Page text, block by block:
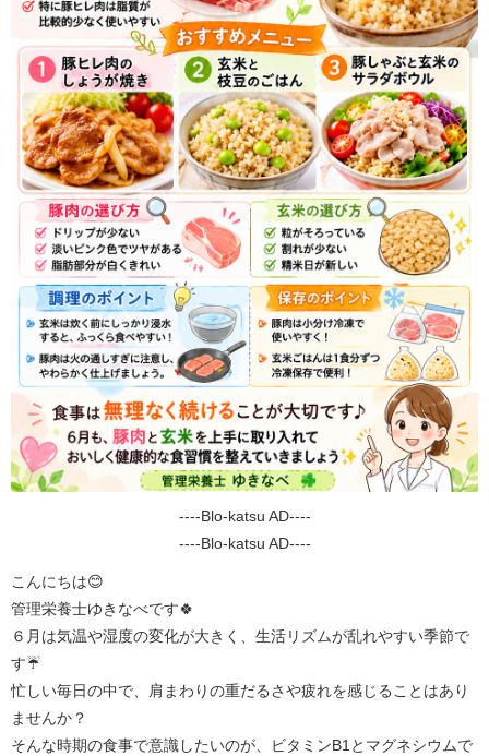
----Blo-katsu AD----
----Blo-katsu AD----
こんにちは😊
管理栄養士ゆきなべです🍀
６月は気温や湿度の変化が大きく、生活リズムが乱れやすい季節で
す☔
忙しい毎日の中で、肩まわりの重だるさや疲れを感じることはあり
ませんか？
そんな時期の食事で意識したいのが、ビタミンB1とマグネシウムで